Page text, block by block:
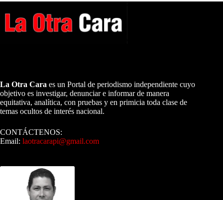
La Otra Cara es un Portal de periodismo independiente cuyo
objetivo es investigar, denunciar e informar de manera
equitativa, analítica, con pruebas y en primicia toda clase de
temas ocultos de interés nacional.
CONTÁCTENOS:
Email: laotracarapi@gmail.com